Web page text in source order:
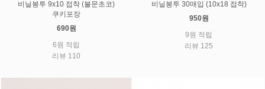
비닐봉투 9x10 접착 (불문초코)
쿠키포장
690원
6원 적립
리뷰 110
비닐봉투 30매입 (10x18 접착)
950원
9원 적립
리뷰 125